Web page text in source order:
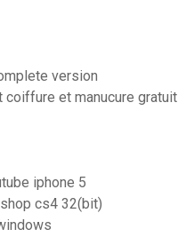
version
et manucure gratuit
iphone 5
cs4 32(bit)